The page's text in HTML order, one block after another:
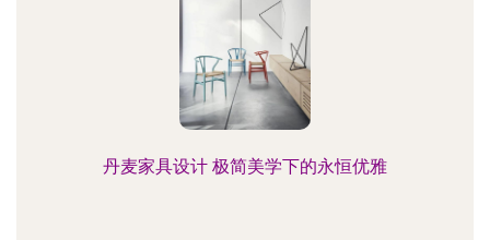
丹麦家具设计 极简美学下的永恒优雅